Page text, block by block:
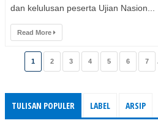
dan kelulusan peserta Ujian Nasion...
Read More
1 2 3 4 5 6 7
TULISAN POPULER LABEL ARSIP